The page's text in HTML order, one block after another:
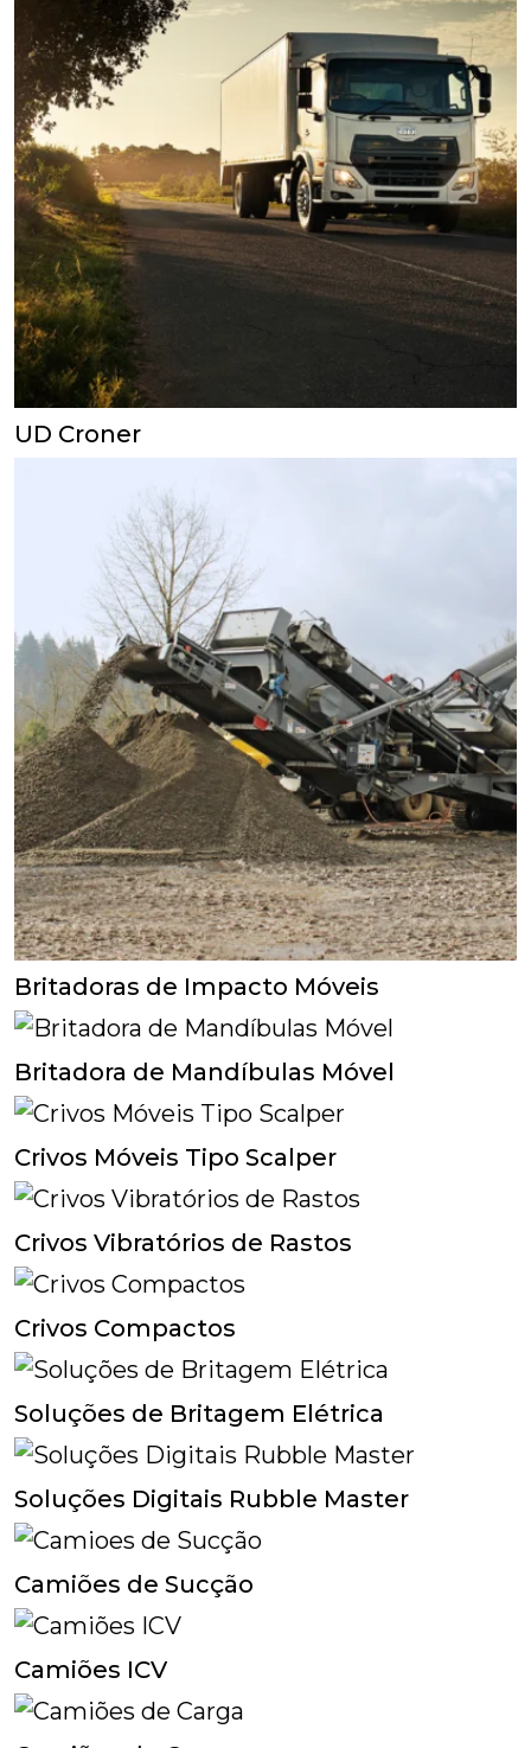
UD Croner
Britadoras de Impacto Móveis
Britadora de Mandíbulas Móvel
Crivos Móveis Tipo Scalper
Crivos Vibratórios de Rastos
Crivos Compactos
Soluções de Britagem Elétrica
Soluções Digitais Rubble Master
Camiões de Sucção
Camiões ICV